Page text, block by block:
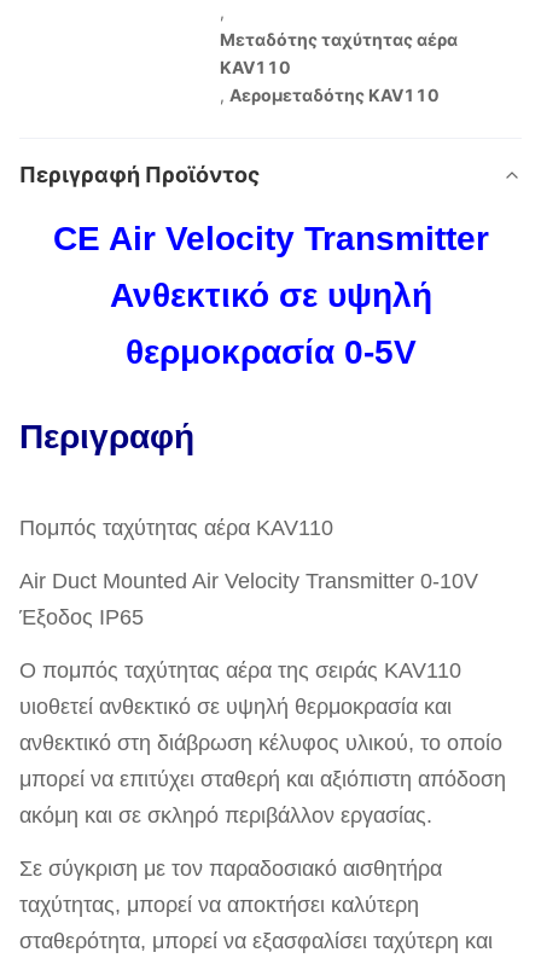
,
Μεταδότης ταχύτητας αέρα
KAV110
,Αερομεταδότης KAV110
Περιγραφή Προϊόντος
CE Air Velocity Transmitter
Ανθεκτικό σε υψηλή
θερμοκρασία 0-5V
Περιγραφή
Πομπός ταχύτητας αέρα KAV110
Air Duct Mounted Air Velocity Transmitter 0-10V
Έξοδος IP65
Ο πομπός ταχύτητας αέρα της σειράς KAV110
υιοθετεί ανθεκτικό σε υψηλή θερμοκρασία και
ανθεκτικό στη διάβρωση κέλυφος υλικού, το οποίο
μπορεί να επιτύχει σταθερή και αξιόπιστη απόδοση
ακόμη και σε σκληρό περιβάλλον εργασίας.
Σε σύγκριση με τον παραδοσιακό αισθητήρα
ταχύτητας, μπορεί να αποκτήσει καλύτερη
σταθερότητα, μπορεί να εξασφαλίσει ταχύτερη και